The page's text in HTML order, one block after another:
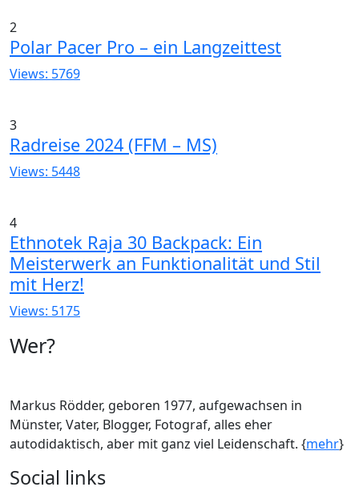
2
Polar Pacer Pro – ein Langzeittest
Views: 5769
3
Radreise 2024 (FFM – MS)
Views: 5448
4
Ethnotek Raja 30 Backpack: Ein
Meisterwerk an Funktionalität und Stil
mit Herz!
Views: 5175
Wer?
Markus Rödder, geboren 1977, aufgewachsen in
Münster, Vater, Blogger, Fotograf, alles eher
autodidaktisch, aber mit ganz viel Leidenschaft. {mehr}
Social links